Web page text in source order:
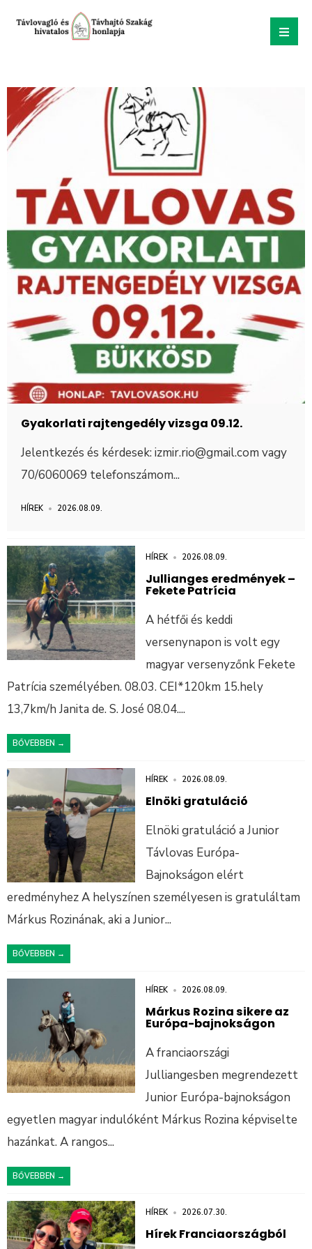
Gyakorlati rajtengedély vizsga 09.12.
Jelentkezés és kérdesek: izmir.rio@gmail.com vagy
70/6060069 telefonszámom...
HÍREK • 2026.08.09.
HÍREK • 2026.08.09.
Jullianges eredmények –
Fekete Patrícia
A hétfői és keddi
versenynapon is volt egy
magyar versenyzőnk Fekete
Patrícia személyében. 08.03. CEI*120km 15.hely
13,7km/h Janita de. S. José 08.04....
BŐVEBBEN →
HÍREK • 2026.08.09.
Elnöki gratuláció
Elnöki gratuláció a Junior
Távlovas Európa-
Bajnokságon elért
eredményhez A helyszínen személyesen is gratuláltam
Márkus Rozinának, aki a Junior...
BŐVEBBEN →
HÍREK • 2026.08.09.
Márkus Rozina sikere az
Európa-bajnokságon
A franciaországi
Julliangesben megrendezett
Junior Európa-bajnokságon
egyetlen magyar indulóként Márkus Rozina képviselte
hazánkat. A rangos...
BŐVEBBEN →
HÍREK • 2026.07.30.
Hírek Franciaországból